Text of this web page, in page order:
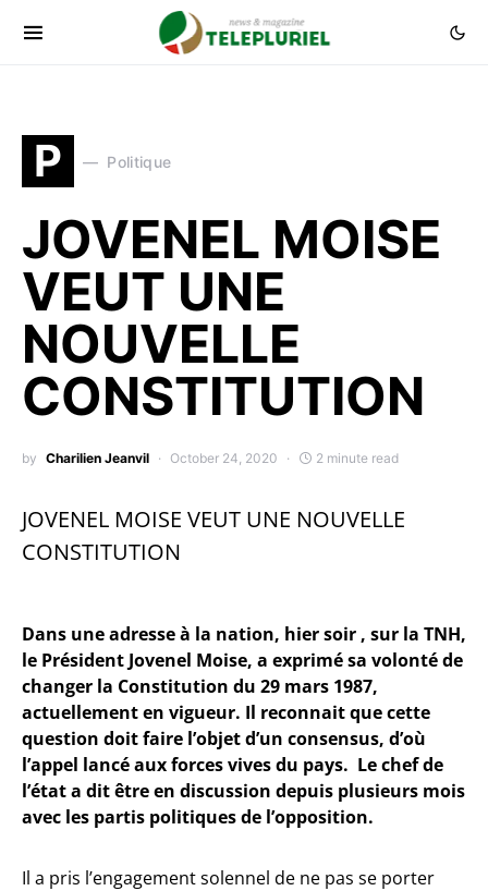
P Politique
JOVENEL MOISE
VEUT UNE
NOUVELLE
CONSTITUTION
by Charilien Jeanvil October 24, 2020 2 minute read
JOVENEL MOISE VEUT UNE NOUVELLE
CONSTITUTION
Dans une adresse à la nation, hier soir , sur la TNH,
le Président Jovenel Moise, a exprimé sa volonté de
changer la Constitution du 29 mars 1987,
actuellement en vigueur. Il reconnait que cette
question doit faire l’objet d’un consensus, d’où
l’appel lancé aux forces vives du pays. Le chef de
l’état a dit être en discussion depuis plusieurs mois
avec les partis politiques de l’opposition.
Il a pris l’engagement solennel de ne pas se porter